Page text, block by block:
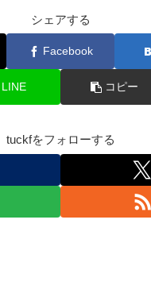
シェアする
Facebook
LINE コピー
tuckfをフォローする